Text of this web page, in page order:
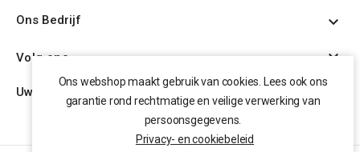
Ons Bedrijf 
Volg ons 
Uw account
Ons webshop maakt gebruik van cookies. Lees ook ons
garantie rond rechtmatige en veilige verwerking van
persoonsgegevens.
Privacy- en cookiebeleid